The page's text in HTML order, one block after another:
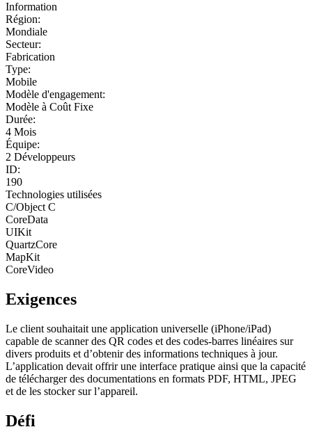
Information
Région:
Mondiale
Secteur:
Fabrication
Type:
Mobile
Modèle d'engagement:
Modèle à Coût Fixe
Durée:
4 Mois
Équipe:
2 Développeurs
ID:
190
Technologies utilisées
C/Object C
CoreData
UIKit
QuartzCore
MapKit
CoreVideo
Exigences
Le client souhaitait une application universelle (iPhone/iPad)
capable de scanner des QR codes et des codes-barres linéaires sur
divers produits et d’obtenir des informations techniques à jour.
L’application devait offrir une interface pratique ainsi que la capacité
de télécharger des documentations en formats PDF, HTML, JPEG
et de les stocker sur l’appareil.
Défi